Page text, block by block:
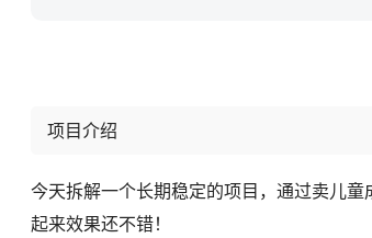
项目介绍
今天拆解一个长期稳定的项目，通过卖儿
起来效果还不错！